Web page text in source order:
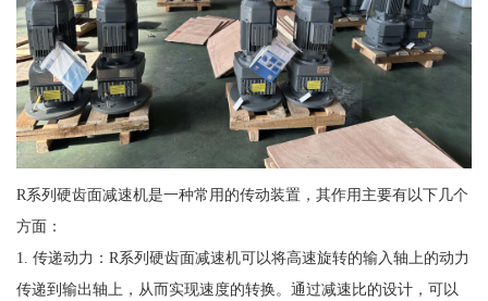
R系列硬齿面减速机是一种常用的传动装置，其作用主要有以下几个
方面：
1. 传递动力：R系列硬齿面减速机可以将高速旋转的输入轴上的动力
传递到输出轴上，从而实现速度的转换。通过减速比的设计，可以